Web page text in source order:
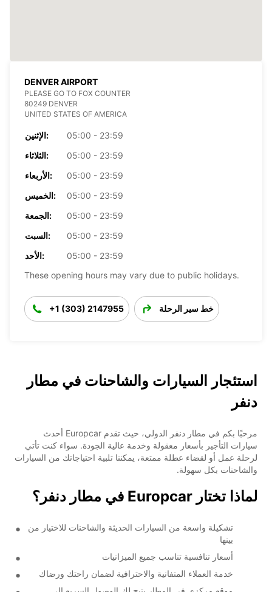
DENVER AIRPORT
PLEASE GO TO FOX COUNTER
80249 DENVER
UNITED STATES OF AMERICA
الإثنين:
05:00 - 23:59
الثلاثاء:
05:00 - 23:59
الأربعاء:
05:00 - 23:59
الخميس:
05:00 - 23:59
الجمعة:
05:00 - 23:59
السبت:
05:00 - 23:59
الأحد:
05:00 - 23:59
These opening hours may vary due to public holidays.
+1 (303) 2147955 خط سير الرحلة
استئجار السيارات والشاحنات في مطار
دنفر
مرحبًا بكم في مطار دنفر الدولي، حيث تقدم Europcar أحدث
سيارات التأجير بأسعار معقولة وخدمة عالية الجودة. سواء كنت تأتي
لرحلة عمل أو لقضاء عطلة ممتعة، يمكننا تلبية احتياجاتك من السيارات
والشاحنات بكل سهولة.
لماذا تختار Europcar في مطار دنفر؟
تشكيلة واسعة من السيارات الحديثة والشاحنات للاختيار من
بينها
أسعار تنافسية تناسب جميع الميزانيات
خدمة العملاء المتفانية والاحترافية لضمان راحتك ورضاك